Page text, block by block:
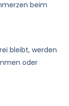
beim
bleibt, werden
oder